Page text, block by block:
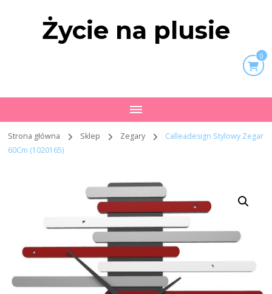
Życie na plusie
0
Strona główna Sklep Zegary
Calleadesign Stylowy Zegar
60Cm (1020165)